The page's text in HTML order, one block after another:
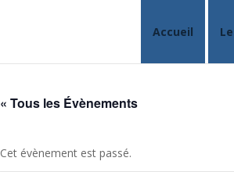
Accueil
« Tous les Évènements
Cet évènement est passé.